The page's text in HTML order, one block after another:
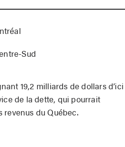
Sud
19,2 milliards de dollars d’ici
de la dette, qui pourrait
revenus du Québec.